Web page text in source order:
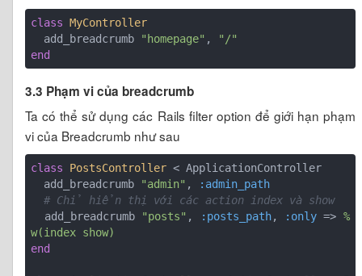
class MyController
  add_breadcrumb
"homepage" ,
"/"
end
3.3 Phạm vi của breadcrumb
Ta có thể sử dụng các Rails filter option để giới hạn phạm
vi của Breadcrumb như sau
class PostsController < ApplicationController
  add_breadcrumb
"admin" ,
:admin_path
# Chỉ hiển thị với các action index và show
  add_breadcrumb
"posts" , :posts_path, :only => %
w(index show)
end